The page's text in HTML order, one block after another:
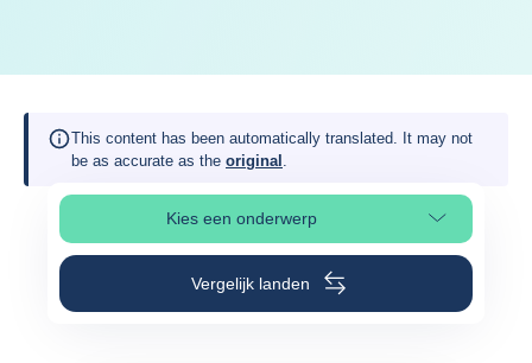
This content has been automatically translated. It may not
be as accurate as the original .
Kies een onderwerp
Selecteer paginasectie
Vergelijk landen